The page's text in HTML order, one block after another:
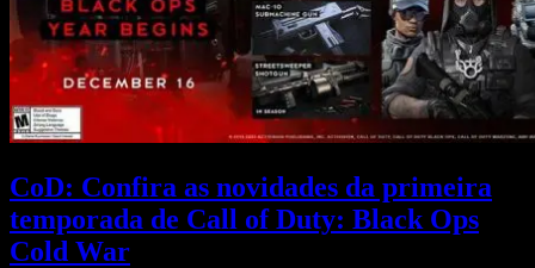
CoD: Confira as novidades da primeira
temporada de Call of Duty: Black Ops
Cold War